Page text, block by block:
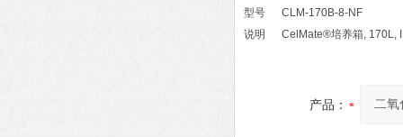
型号 CLM-170B-8-NF
说明 CelMate®培养箱, 170L,
产品：